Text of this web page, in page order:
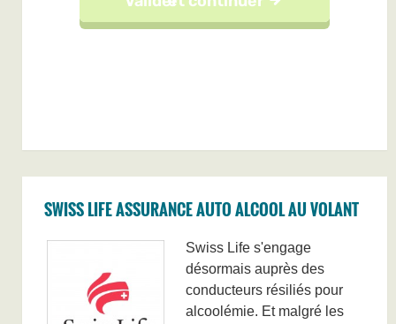
SWISS LIFE ASSURANCE AUTO ALCOOL AU VOLANT
Swiss Life s'engage
désormais auprès des
conducteurs résiliés pour
alcoolémie. Et malgré les